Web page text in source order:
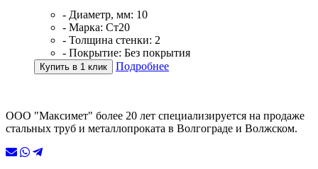
- Диаметр, мм: 10
- Марка: Ст20
- Толщина стенки: 2
- Покрытие: Без покрытия
Купить в 1 клик Подробнее
ООО "Максимет" более 20 лет специализируется на продаже
стальных труб и металлопроката в Волгограде и Волжском.